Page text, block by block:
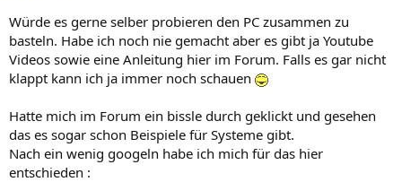
Würde es gerne selber probieren den PC zusammen zu
basteln. Habe ich noch nie gemacht aber es gibt ja Youtube
Videos sowie eine Anleitung hier im Forum. Falls es gar nicht
klappt kann ich ja immer noch schauen
Hatte mich im Forum ein bissle durch geklickt und gesehen
das es sogar schon Beispiele für Systeme gibt.
Nach ein wenig googeln habe ich mich für das hier
entschieden :